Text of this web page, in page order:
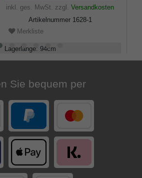
inkl. ges. MwSt. zzgl. Versandkosten
Artikelnummer 1628-1
Merkliste
Lagerlänge: 94cm
Sie bequem per